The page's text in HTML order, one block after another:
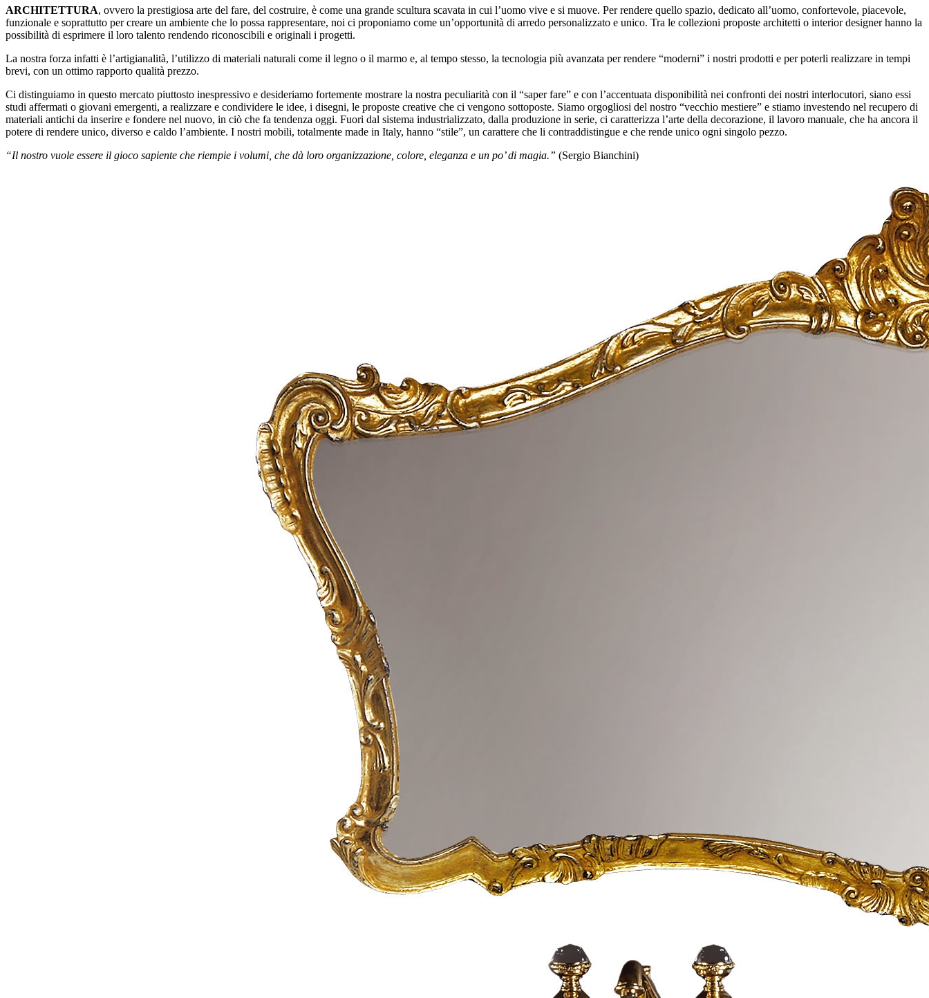
ARCHITETTURA, ovvero la prestigiosa arte del fare, del costruire, è come una grande scultura scavata in cui l’uomo vive e si muove. Per rendere quello spazio, dedicato all’uomo, confortevole, piacevole,
funzionale e soprattutto per creare un ambiente che lo possa rappresentare, noi ci proponiamo come un’opportunità di arredo personalizzato e unico. Tra le collezioni proposte architetti o interior designer hanno la
possibilità di esprimere il loro talento rendendo riconoscibili e originali i progetti.
La nostra forza infatti è l’artigianalità, l’utilizzo di materiali naturali come il legno o il marmo e, al tempo stesso, la tecnologia più avanzata per rendere “moderni” i nostri prodotti e per poterli realizzare in tempi
brevi, con un ottimo rapporto qualità prezzo.
Ci distinguiamo in questo mercato piuttosto inespressivo e desideriamo fortemente mostrare la nostra peculiarità con il “saper fare” e con l’accentuata disponibilità nei confronti dei nostri interlocutori, siano essi
studi affermati o giovani emergenti, a realizzare e condividere le idee, i disegni, le proposte creative che ci vengono sottoposte. Siamo orgogliosi del nostro “vecchio mestiere” e stiamo investendo nel recupero di
materiali antichi da inserire e fondere nel nuovo, in ciò che fa tendenza oggi. Fuori dal sistema industrializzato, dalla produzione in serie, ci caratterizza l’arte della decorazione, il lavoro manuale, che ha ancora il
potere di rendere unico, diverso e caldo l’ambiente. I nostri mobili, totalmente made in Italy, hanno “stile”, un carattere che li contraddistingue e che rende unico ogni singolo pezzo.
“Il nostro vuole essere il gioco sapiente che riempie i volumi, che dà loro organizzazione, colore, eleganza e un po’ di magia.” (Sergio Bianchini)